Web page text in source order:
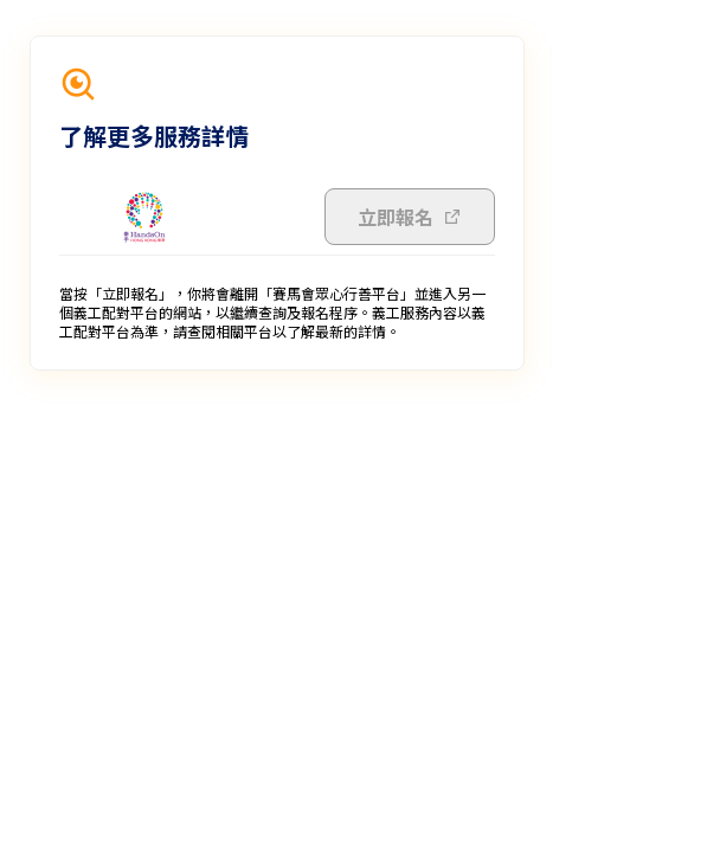
了解更多服務詳情
立即報名
當按「立即報名」，你將會離開「賽馬會眾心行善平台」並進入另一
個義工配對平台的網站，以繼續查詢及報名程序。義工服務內容以義
工配對平台為準，請查閱相關平台以了解最新的詳情。